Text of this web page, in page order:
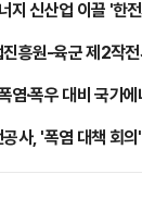
지 신산업 이끌 '한
흥원-육군 제2작
염·폭우 대비 국가
사, '폭염 대책 회